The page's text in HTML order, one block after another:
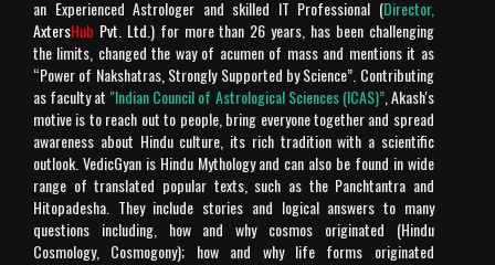
Is géén Vedische "mythologie" het is geschiedenis!
Verder is het geweldige site.
Rating: 4
Chandra Makhan
Enriched with spiritual knowledge , punctual and too
good to believe in today's fabricated world. A big fan
of Your's Jai Shree Ram
an Experienced Astrologer and skilled IT Professional (Director,
AxtersHub Pvt. Ltd.) for more than 26 years, has been challenging
the limits, changed the way of acumen of mass and mentions it as
“Power of Nakshatras, Strongly Supported by Science”. Contributing
as faculty at "Indian Council of Astrological Sciences (ICAS)”, Akash's
motive is to reach out to people, bring everyone together and spread
awareness about Hindu culture, its rich tradition with a scientific
outlook. VedicGyan is Hindu Mythology and can also be found in wide
range of translated popular texts, such as the Panchtantra and
Hitopadesha. They include stories and logical answers to many
questions including, how and why cosmos originated (Hindu
Cosmology, Cosmogony); how and why life forms originated